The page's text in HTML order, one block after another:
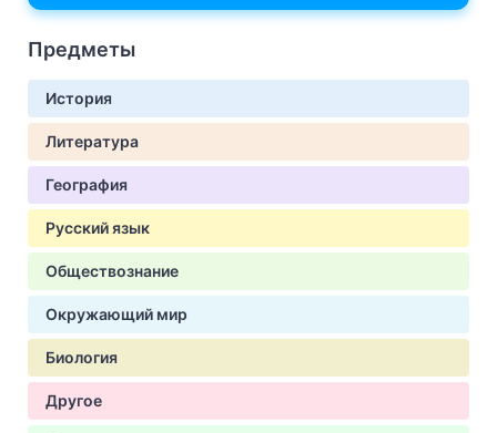
Предметы
История
Литература
География
Русский язык
Обществознание
Окружающий мир
Биология
Другое